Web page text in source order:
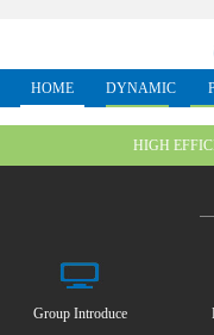
HOME DYNAMIC
HIGH
Group Introduce